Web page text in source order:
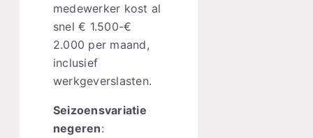
medewerker kost al
snel € 1.500-€
2.000 per maand,
inclusief
werkgeverslasten.
Seizoensvariatie
negeren: